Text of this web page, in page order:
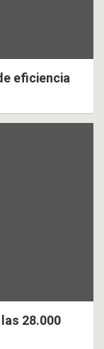
eficiencia
28.000